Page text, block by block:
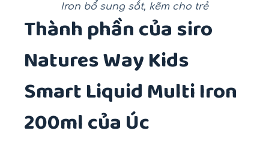
Iron bổ sung sắt, kẽm cho trẻ
Thành phần của siro
Natures Way Kids
Smart Liquid Multi Iron
200ml của Úc